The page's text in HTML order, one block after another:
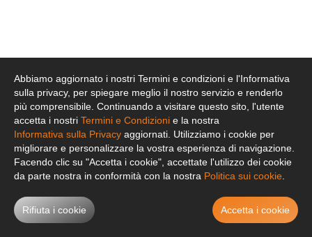
Abbiamo aggiornato i nostri Termini e condizioni e l'Informativa
sulla privacy, per spiegare meglio il nostro servizio e renderlo
più comprensibile. Continuando a visitare questo sito, l'utente
accetta i nostri Termini e Condizioni e la nostra
Informativa sulla Privacy aggiornati. Utilizziamo i cookie per
migliorare e personalizzare la vostra esperienza di navigazione.
Facendo clic su "Accetta i cookie", accettate l'utilizzo dei cookie
da parte nostra in conformità con la nostra Politica sui cookie
Rifiuta i cookie Accetta i cookie